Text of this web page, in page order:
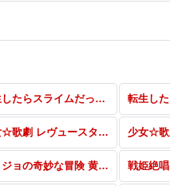
転生したらスライムだった件 SEC・SP・RRR・SR・PR
少女☆歌劇 レヴュースタァライト -Re LIVE- SP・RRR・SR・PR
ジョジョの奇妙な冒険 黄金の風 RR・R・U・C・CR・CC